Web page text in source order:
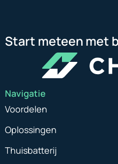
Start meteen met
Navigatie
Voordelen
Oplossingen
Thuisbatterij